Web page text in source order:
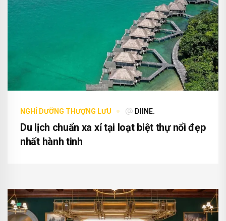
NGHỈ DƯỠNG THƯỢNG LƯU DIINE.
Du lịch chuẩn xa xỉ tại loạt biệt thự nổi đẹp
nhất hành tinh